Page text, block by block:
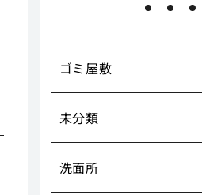
ゴミ屋敷
未分類
洗面所